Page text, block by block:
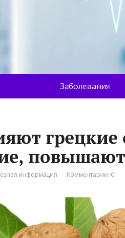
Заболевания
грецкие
информация Комментарии: 0